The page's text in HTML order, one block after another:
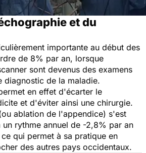
et du
importante au début des
de 8% par an, lorsque
sont devenus des examens
diagnostic de la maladie.
en effet d'écarter le
et d'éviter ainsi une chirurgie.
ablation de l'appendice) s'est
rythme annuel de -2,8% par an
qui permet à sa pratique en
des autres pays occidentaux.